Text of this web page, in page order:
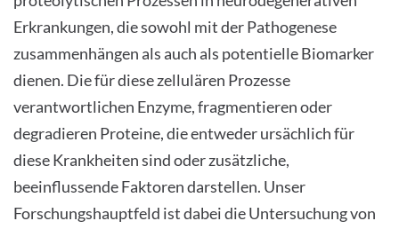
Deutsch
Impressum
Erkrankungen, die sowohl mit der Pathogenese
zusammenhängen als auch als potentielle Biomarker
dienen. Die für diese zellulären Prozesse
verantwortlichen Enzyme, fragmentieren oder
degradieren Proteine, die entweder ursächlich für
diese Krankheiten sind oder zusätzliche,
beeinflussende Faktoren darstellen. Unser
Forschungshauptfeld ist dabei die Untersuchung von